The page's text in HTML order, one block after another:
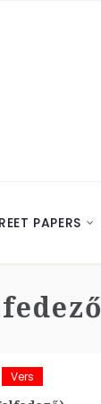
PAPERS
Vers